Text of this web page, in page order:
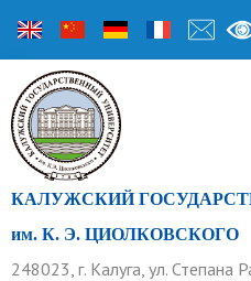
КАЛУЖСКИЙ
им. К. Э. ЦИОЛКОВСКОГО
248023, г. Калуга, ул. Степана